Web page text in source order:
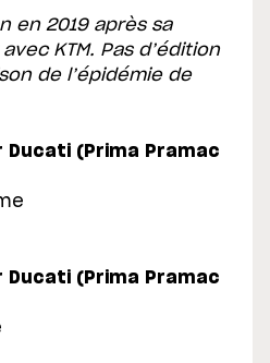
en 2019 après sa
KTM. Pas d’édition
de l’épidémie de
Ducati (Prima Pramac
Ducati (Prima Pramac